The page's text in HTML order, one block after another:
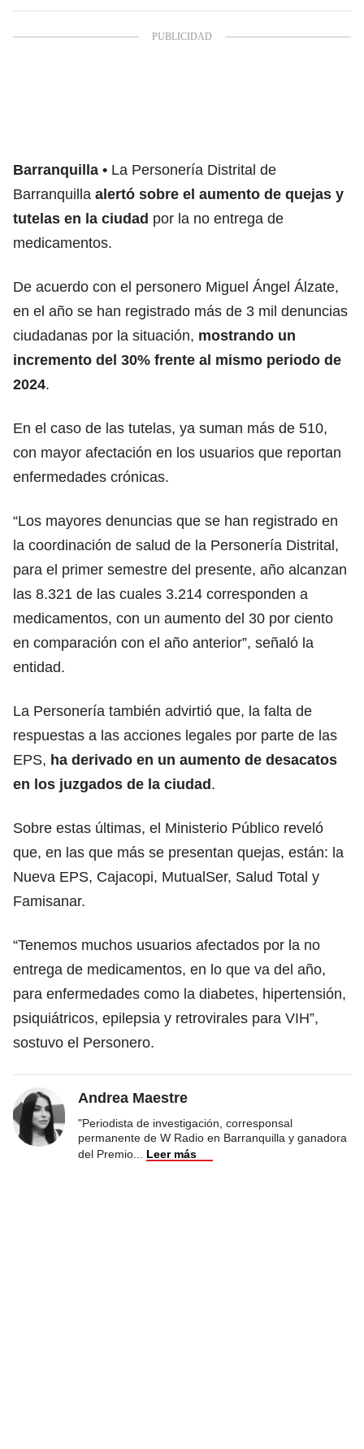
Barranquilla
La Personería Distrital de
Barranquilla alertó sobre el aumento de quejas y
tutelas en la ciudad por la no entrega de
medicamentos.
De acuerdo con el personero Miguel Ángel Álzate,
en el año se han registrado más de 3 mil denuncias
ciudadanas por la situación, mostrando un
incremento del 30% frente al mismo periodo de
2024.
En el caso de las tutelas, ya suman más de 510,
con mayor afectación en los usuarios que reportan
enfermedades crónicas.
“Los mayores denuncias que se han registrado en
la coordinación de salud de la Personería Distrital,
para el primer semestre del presente, año alcanzan
las 8.321 de las cuales 3.214 corresponden a
medicamentos, con un aumento del 30 por ciento
en comparación con el año anterior”, señaló la
entidad.
La Personería también advirtió que, la falta de
respuestas a las acciones legales por parte de las
EPS, ha derivado en un aumento de desacatos
en los juzgados de la ciudad.
Sobre estas últimas, el Ministerio Público reveló
que, en las que más se presentan quejas, están: la
Nueva EPS, Cajacopi, MutualSer, Salud Total y
Famisanar.
“Tenemos muchos usuarios afectados por la no
entrega de medicamentos, en lo que va del año,
para enfermedades como la diabetes, hipertensión,
psiquiátricos, epilepsia y retrovirales para VIH”,
sostuvo el Personero.
Andrea Maestre
"Periodista de investigación, corresponsal
permanente de W Radio en Barranquilla y ganadora
del Premio
Leer más